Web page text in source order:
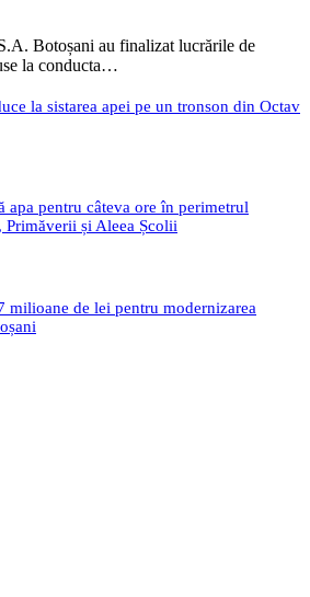
Botoșani au finalizat lucrările de
la conducta…
la sistarea apei pe un tronson din Octav
apa pentru câteva ore în perimetrul
și Aleea Școlii
milioane de lei pentru modernizarea